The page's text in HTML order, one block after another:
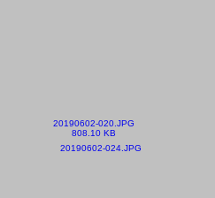
20190602-020.JPG
808.10 KB